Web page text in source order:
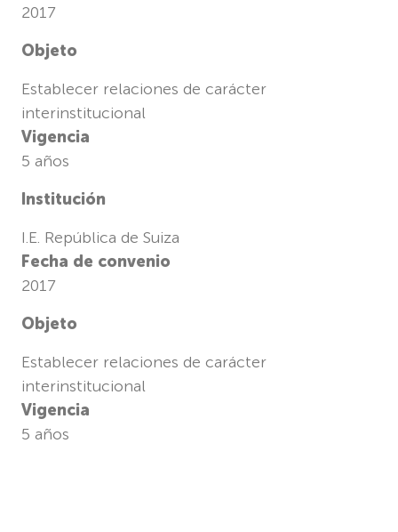
2017
Objeto
Establecer relaciones de carácter
interinstitucional
Vigencia
5 años
Institución
I.E. República de Suiza
Fecha de convenio
2017
Objeto
Establecer relaciones de carácter
interinstitucional
Vigencia
5 años